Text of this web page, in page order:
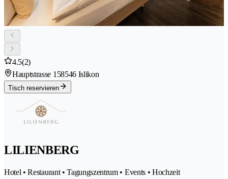
4.5(2)
Hauptstrasse 158546 Islikon
Tisch reservieren
LILIENBERG
Hotel • Restaurant • Tagungszentrum • Events • Hochzeit